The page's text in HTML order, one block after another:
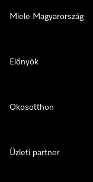
Miele Magyarország
Előnyök
Okosotthon
Üzleti partner